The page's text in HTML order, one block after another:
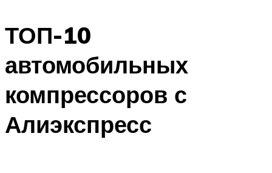
ТОП-10
автомобильных
компрессоров с
Алиэкспресс